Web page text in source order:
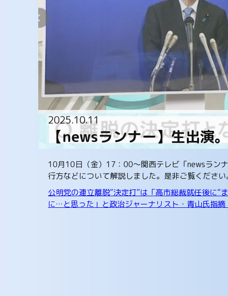
2025.10.11
【newsランナー】生出演
10月10日（金）17：00～関西テレビ「newsラン
行方などについて解説しました。是非ご覧ください
公明党の連立離脱“決定打”は「高市総裁就任後に“
に…と思った」と政治ジャーナリスト・青山氏指摘